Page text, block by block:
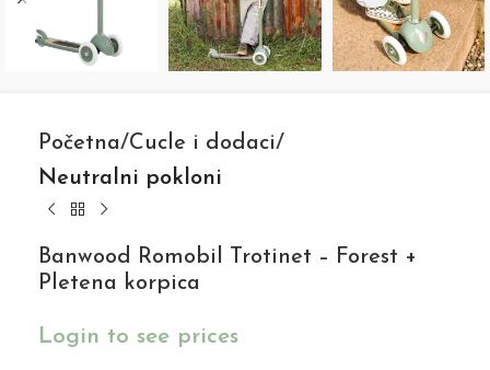
Početna Cucle i dodaci
Neutralni pokloni
Banwood Romobil Trotinet – Forest +
Pletena korpica
Login to see prices